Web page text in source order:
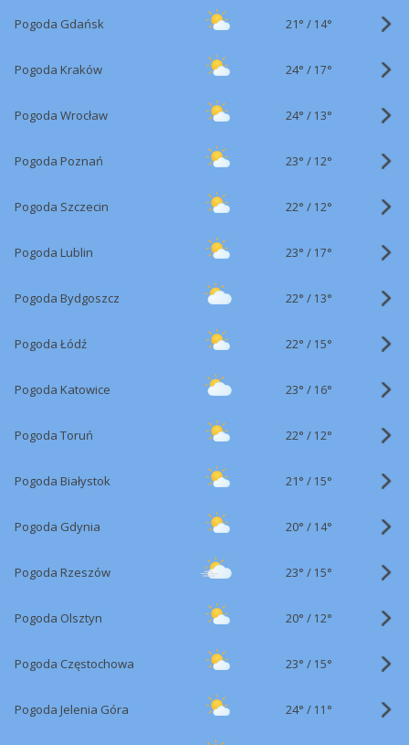
Pogoda Gdańsk 21° / 14°
Pogoda Kraków 24° / 17°
Pogoda Wrocław 24° / 13°
Pogoda Poznań 23° / 12°
Pogoda Szczecin 22° / 12°
Pogoda Lublin 23° / 17°
Pogoda Bydgoszcz 22° / 13°
Pogoda Łódź 22° / 15°
Pogoda Katowice 23° / 16°
Pogoda Toruń 22° / 12°
Pogoda Białystok 21° / 15°
Pogoda Gdynia 20° / 14°
Pogoda Rzeszów 23° / 15°
Pogoda Olsztyn 20° / 12°
Pogoda Częstochowa 23° / 15°
Pogoda Jelenia Góra 24° / 11°